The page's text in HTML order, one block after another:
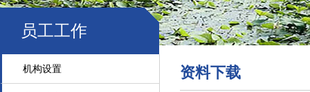
员工工作
机构设置 资料下载